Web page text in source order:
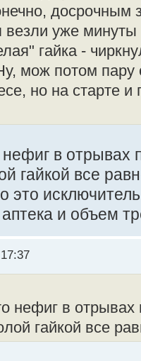
досрочным
везли уже
гайка -
мож потом
но на старте и
в отрывах
гайкой все
это
и объем
нефиг в отрывах
гайкой все